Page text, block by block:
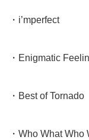
・i’mperfect
・Enigmatic
・Best of Tornado
・Who What Who